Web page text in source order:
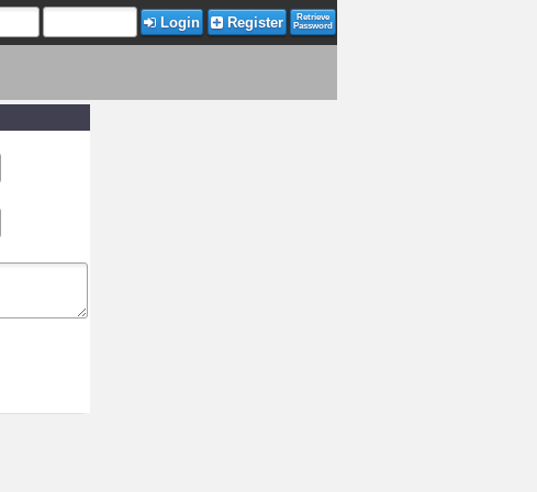
Login Register
Retrieve
Password